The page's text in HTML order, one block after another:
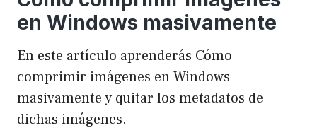
en Windows masivamente
En este artículo aprenderás Cómo
comprimir imágenes en Windows
masivamente y quitar los metadatos de
dichas imágenes.